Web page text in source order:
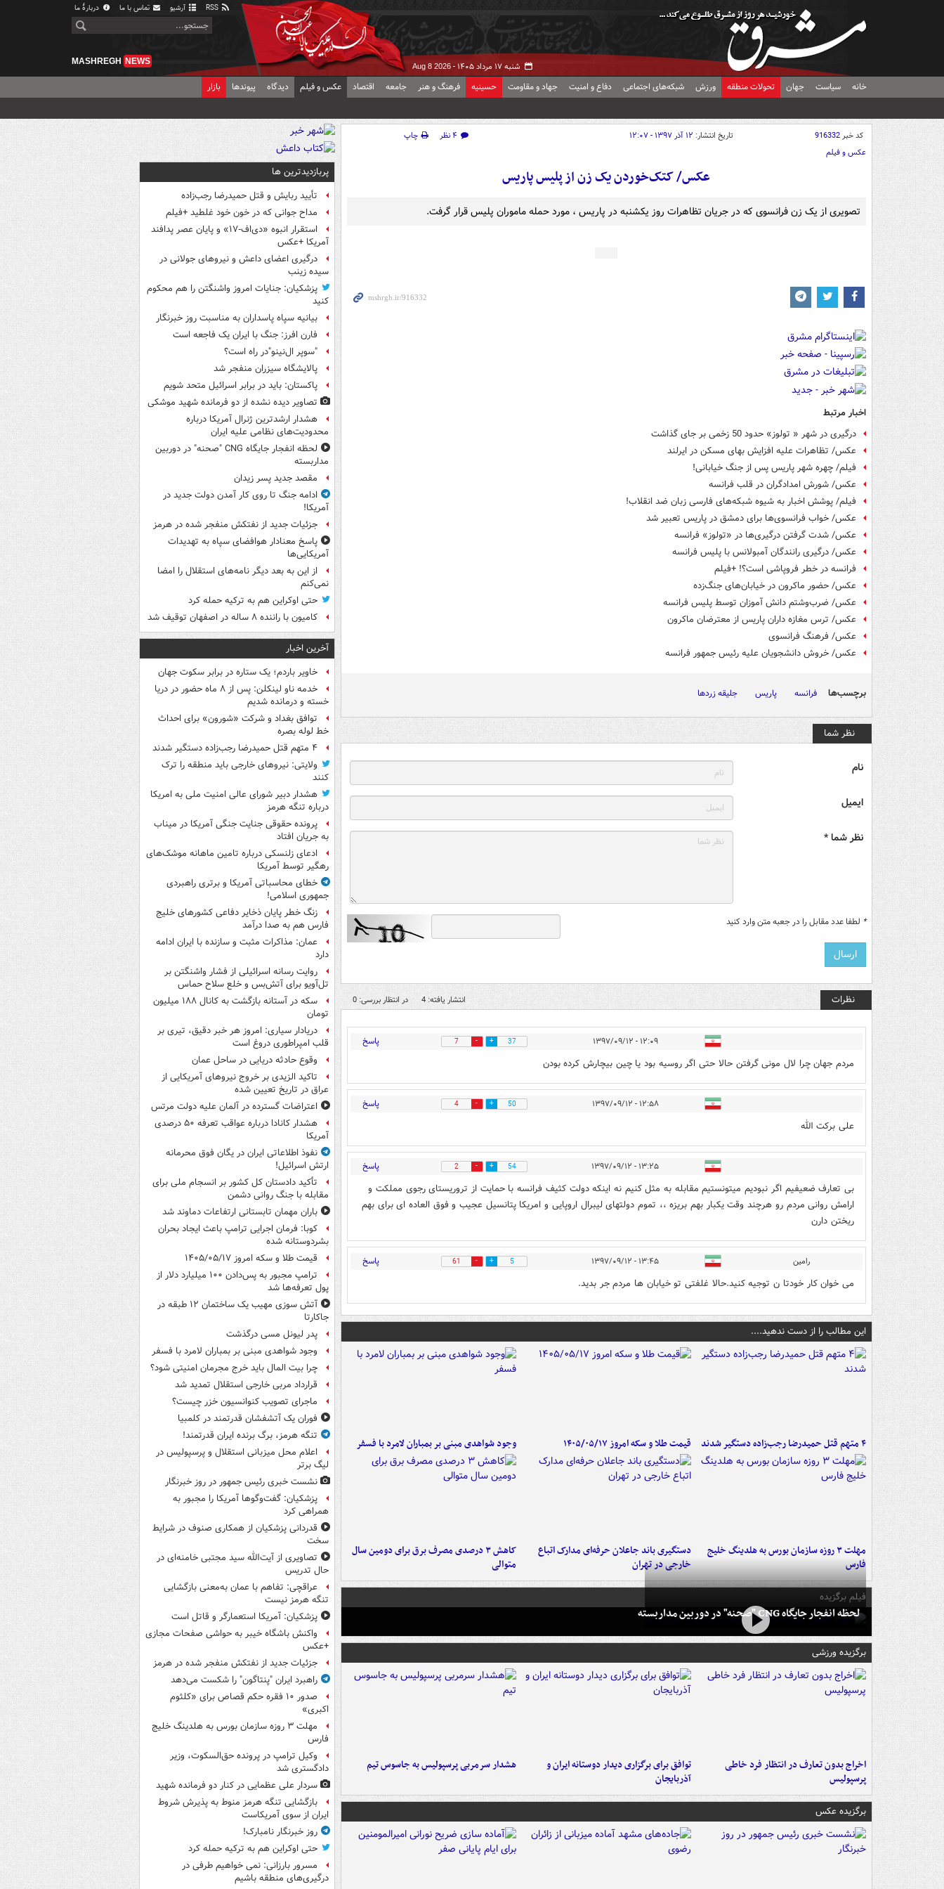
آرشیو تماس با ما دربارهٔ ما
شنبه ۱۷ مرداد ۱۴۰۵ - Aug 8 2026
MASHREGH NEWS
خانه سیاست جهان تحولات منطقه ورزش شبکه‌های اجتماعی دفاع و امنیت جهاد و مقاومت حسینیه فرهنگ و هنر جامعه اقتصاد عکس و فیلم دیدگاه پیوندها بازار
کد خبر916332 تاریخ انتشار: ۱۲ آذر ۱۳۹۷ - ۱۲:۰۷ ۴ نظر
چاپ
عکس و فیلم
عکس/ کتک‌خوردن یک زن از پلیس پاریس
تصویری از یک زن فرانسوی که در جریان تظاهرات روز یکشنبه در پاریس ، مورد حمله ماموران پلیس قرار گرفت.
اخبار مرتبط
درگیری در شهر « تولوز» حدود 50 زخمی بر جای گذاشت
عکس/ تظاهرات علیه افزایش بهای مسکن در ایرلند
فیلم/ چهره شهر پاریس پس از جنگ خیابانی!
عکس/ شورش امدادگران در قلب فرانسه
فیلم/ پوشش اخبار به شیوه شبکه‌های فارسی زبان ضد انقلاب!
عکس/ خواب فرانسوی‌ها برای دمشق در پاریس تعبیر شد
عکس/ شدت گرفتن درگیری‌ها در «تولوز» فرانسه
عکس/ درگیری رانندگان آمبولانس با پلیس فرانسه
فرانسه در خطر فروپاشی است؟! +فیلم
عکس/ حضور ماکرون در خیابان‌های جنگ‌زده
عکس/ ضرب‌وشتم دانش آموزان توسط پلیس فرانسه
عکس/ ترس مغازه داران پاریس از معترضان ماکرون
عکس/ فرهنگ فرانسوی
عکس/ خروش دانشجویان علیه رئیس جمهور فرانسه
برچسب‌ها فرانسه پاریس جلیقه زردها
نظر شما
نام
ایمیل
نظر شما *
* لطفا عدد مقابل را در جعبه متن وارد کنید
نظرات انتشار یافته: 4 در انتظار بررسی: 0
۱۲:۰۹ - ۱۳۹۷/۰۹/۱۲ 37
7 پاسخ
مردم جهان چرا لال مونی گرفتن حالا حتی اگر روسیه بود یا چین بیچارش کرده بودن
۱۲:۵۸ - ۱۳۹۷/۰۹/۱۲ 50
4 پاسخ
علی برکت الله
۱۳:۲۵ - ۱۳۹۷/۰۹/۱۲ 54
2 پاسخ
بی تعارف ضعیفیم اگر نبودیم میتونستیم مقابله به مثل کنیم نه اینکه دولت کثیف فرانسه با حمایت از تروریستای رجوی مملکت و
ارامش روانی مردم رو هرچند وقت یکبار بهم بریزه ،، تموم دولتهای لیبرال اروپایی و امریکا پتانسیل عجیب و فوق العاده ای برای بهم
ریختن دارن
رامین ۱۳:۴۵ - ۱۳۹۷/۰۹/۱۲ 5
61 پاسخ
می خوان کار خودتا ن توجیه کنید.حالا غلفتی تو خیابان ها مردم جر بدید.
این مطالب را از دست ندهید....
۴ متهم قتل حمیدرضا رجب‌زاده دستگیر شدند قیمت طلا و سکه امروز ۱۴۰۵/۰۵/۱۷ وجود شواهدی مبنی بر بمباران لامرد با فسفر
مهلت ۳ روزه سازمان بورس به هلدینگ خلیج
فارس
دستگیری باند جاعلان حرفه‌ای مدارک اتباع
خارجی در تهران
کاهش ۳ درصدی مصرف برق برای دومین سال
متوالی
فیلم برگزیده
لحظه انفجار جایگاه CNG "صحنه" در دوربین مداربسته
برگزیده ورزشی
اخراج بدون تعارف در انتظار فرد خاطی
پرسپولیس
توافق برای برگزاری دیدار دوستانه ایران و
آذربایجان
هشدار سرمربی پرسپولیس به جاسوس تیم
برگزیده عکس
پربازدیدترین ها
تأیید ربایش و قتل حمیدرضا رجب‌زاده
مداح جوانی که در خون خود غلطید +فیلم
استقرار انبوه «دی‌اف‑۱۷» و پایان عصر پدافند
آمریکا +عکس
درگیری اعضای داعش و نیروهای جولانی در
سیده زینب
پزشکیان: جنایات امروز واشنگتن را هم محکوم
کنید
بیانیه سپاه پاسداران به مناسبت روز خبرنگار
فارن افرز: جنگ با ایران یک فاجعه است
"سوپر ال‌نینو"در راه است؟
پالایشگاه سیزران منفجر شد
پاکستان: باید در برابر اسرائیل متحد شویم
تصاویر دیده‌ نشده از دو فرمانده شهید موشکی
هشدار ارشدترین ژنرال آمریکا درباره
محدودیت‌های نظامی علیه ایران
لحظه انفجار جایگاه CNG "صحنه" در دوربین
مداربسته
مقصد جدید پسر زیدان
ادامه جنگ تا روی کار آمدن دولت جدید در
آمریکا!
جزئیات جدید از نفتکش منفجر شده در هرمز
پاسخ معنادار هوافضای سپاه به تهدیدات
آمریکایی‌ها
از این به بعد دیگر نامه‌های استقلال را امضا
نمی‌کنم
حتی اوکراین هم به ترکیه حمله کرد
کامیون با راننده ۸ ساله در اصفهان توقیف شد
آخرین اخبار
خاویر باردم؛ یک ستاره در برابر سکوت جهان
خدمه ناو لینکلن: پس از ۸ ماه حضور در دریا
خسته و درمانده‌ شدیم
توافق بغداد و شرکت «شورون» برای احداث
خط لوله بصره
۴ متهم قتل حمیدرضا رجب‌زاده دستگیر شدند
ولایتی: نیروهای خارجی باید منطقه را ترک
کنند
هشدار دبیر شورای عالی امنیت ملی به امریکا
درباره تنگه هرمز
پرونده حقوقی جنایت جنگی آمریکا در میناب
به جریان افتاد
ادعای زلنسکی درباره تامین ماهانه موشک‌های
رهگیر توسط آمریکا
خطای محاسباتی آمریکا و برتری راهبردی
جمهوری اسلامی!
زنگ خطر پایان ذخایر دفاعی کشورهای خلیج
فارس هم به صدا درآمد
عمان: مذاکرات مثبت و سازنده با ایران ادامه
دارد
روایت رسانه اسرائیلی از فشار واشنگتن بر
تل‌آویو برای آتش‌بس و خلع سلاح حماس
سکه در آستانه بازگشت به کانال ۱۸۸ میلیون
تومان
دریادار سیاری: امروز هر خبر دقیق، تیری بر
قلب امپراطوری دروغ است
وقوع حادثه دریایی در ساحل عمان
تاکید الزیدی بر خروج نیروهای آمریکایی از
عراق در تاریخ تعیین شده
اعتراضات گسترده در آلمان علیه دولت مرتس
هشدار کانادا درباره عواقب تعرفه ۵۰ درصدی
آمریکا
نفوذ اطلاعاتی ایران در یگان فوق محرمانه
ارتش اسرائیل!
تأکید دادستان کل کشور بر انسجام ملی برای
مقابله با جنگ روانی دشمن
باران مهمان تابستانی ارتفاعات دماوند شد
کوبا: فرمان اجرایی ترامپ باعث ایجاد بحران
بشردوستانه شده
قیمت طلا و سکه امروز ۱۴۰۵/۰۵/۱۷
ترامپ مجبور به پس‌دادن ۱۰۰ میلیارد دلار از
پول تعرفه‌ها شد
آتش سوزی مهیب یک ساختمان ۱۲ طبقه در
جاکارتا
پدر لیونل مسی درگذشت
وجود شواهدی مبنی بر بمباران لامرد با فسفر
چرا بیت المال باید خرج مجرمان امنیتی شود؟
قرارداد مربی خارجی استقلال تمدید شد
ماجرای تصویب کنوانسیون خزر چیست؟
فوران یک آتشفشان قدرتمند در کلمبیا
تنگه هرمز، برگ برنده ایران قدرتمند!
اعلام محل میزبانی استقلال و پرسپولیس در
لیگ برتر
نشست خبری رئیس جمهور در روز خبرنگار
پزشکیان: گفت‌وگوها آمریکا را مجبور به
همراهی کرد
قدردانی پزشکیان از همکاری صنوف در شرایط
سخت
تصاویری از آیت‌الله سید مجتبی خامنه‌ای در
حال تدریس
عراقچی: تفاهم با عمان به‌معنی بازگشایی
تنگه هرمز نیست
پزشکیان: آمریکا استعمارگر و قاتل است
واکنش باشگاه خیبر به حواشی صفحات مجازی
+عکس
جزئیات جدید از نفتکش منفجر شده در هرمز
راهبرد ایران "پنتاگون" را شکست می‌دهد
صدور ۱۰ فقره حکم قصاص برای «کلثوم
اکبری»
مهلت ۳ روزه سازمان بورس به هلدینگ خلیج
فارس
وکیل ترامپ در پرونده حق‌السکوت، وزیر
دادگستری شد
سردار علی عظمایی در کنار دو فرمانده شهید
بازگشایی تنگه هرمز منوط به پذیرش شروط
ایران از سوی آمریکاست
روز خبرنگار نامبارک!
حتی اوکراین هم به ترکیه حمله کرد
مسرور بارزانی: نمی خواهیم طرفی در
درگیری‌های منطقه باشیم